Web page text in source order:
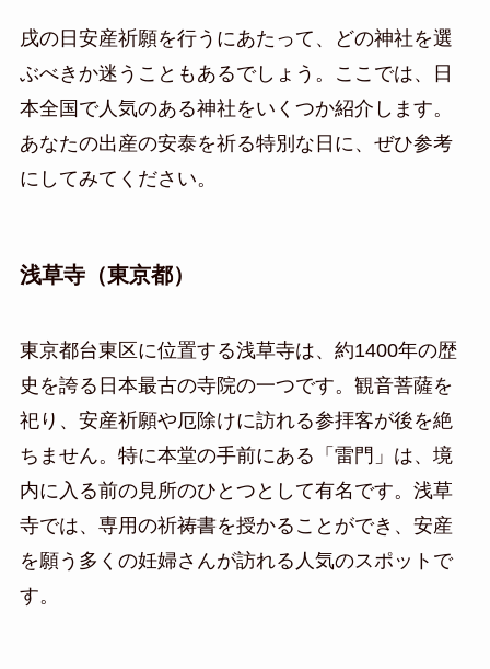
戌の日安産祈願を行うにあたって、どの神社を選
ぶべきか迷うこともあるでしょう。ここでは、日
本全国で人気のある神社をいくつか紹介します。
あなたの出産の安泰を祈る特別な日に、ぜひ参考
にしてみてください。
浅草寺（東京都）
東京都台東区に位置する浅草寺は、約1400年の歴
史を誇る日本最古の寺院の一つです。観音菩薩を
祀り、安産祈願や厄除けに訪れる参拝客が後を絶
ちません。特に本堂の手前にある「雷門」は、境
内に入る前の見所のひとつとして有名です。浅草
寺では、専用の祈祷書を授かることができ、安産
を願う多くの妊婦さんが訪れる人気のスポットで
す。